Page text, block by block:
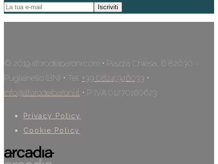
© 2019 ilforodeibaroni.com • Piazza Chiesa, 6 82030 –
Puglianello (BN) • Tel. +39 0824.946033 •
info@ilforodeibaroni.it • P. IVA 01270160623
Privacy Policy
Cookie Policy